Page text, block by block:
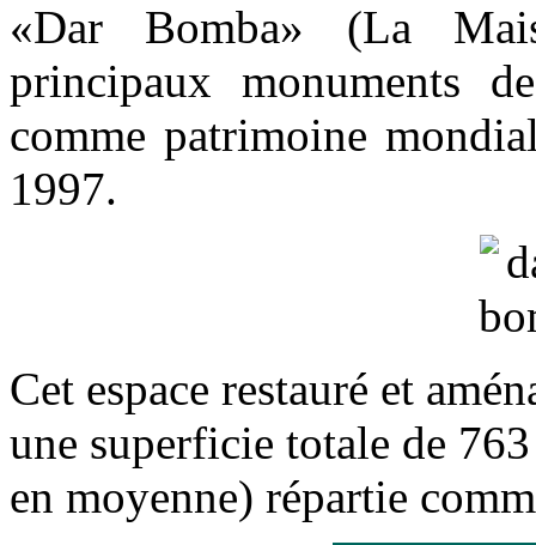
«Dar Bomba» (La
principaux monuments
comme patrimoine
1997.
Cet espace restauré et
une superficie totale de
en moyenne) répartie